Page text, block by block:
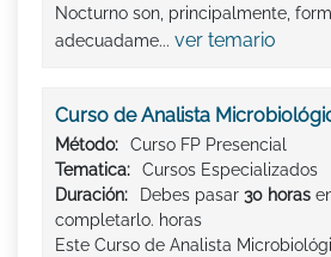
Nocturno son, principalmente,
adecuadame... ver temario
Curso de Analista
Método:
Curso FP Presencial
Tematica:
Cursos Especializados
Duración:
Debes pasar 30 horas
completarlo. horas
Este Curso de Analista